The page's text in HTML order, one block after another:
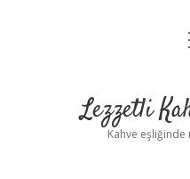
Lezzetli
Kahve